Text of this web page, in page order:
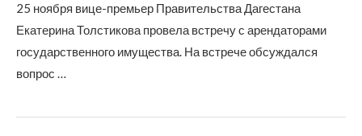
25 ноября вице-премьер Правительства Дагестана
Екатерина Толстикова провела встречу с арендаторами
государственного имущества. На встрече обсуждался
вопрос …